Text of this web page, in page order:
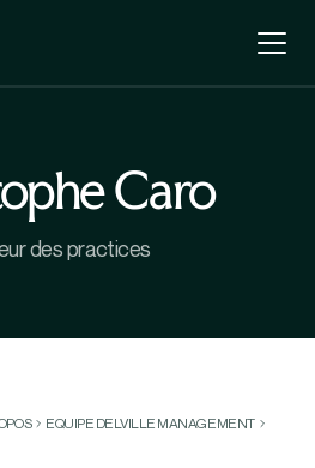
Caro
des practices
EQUIPE DELVILLE MANAGEMENT